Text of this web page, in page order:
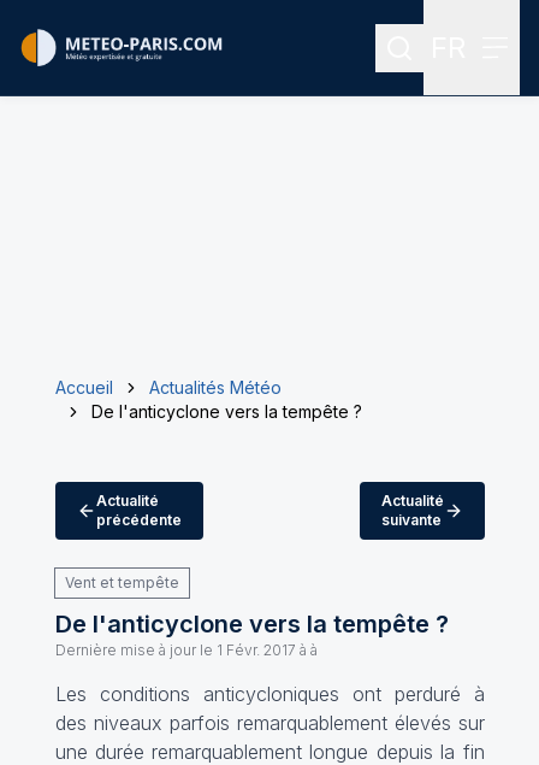
Rechercher
Accueil
Actualités Météo
De l'anticyclone vers la tempête ?
Actualité
précédente
Actualité
suivante
Vent et tempête
De l'anticyclone vers la tempête ?
Dernière mise à jour le 1 Févr. 2017 à à
Les conditions anticycloniques ont perduré à
des niveaux parfois remarquablement élevés sur
une durée remarquablement longue depuis la fin